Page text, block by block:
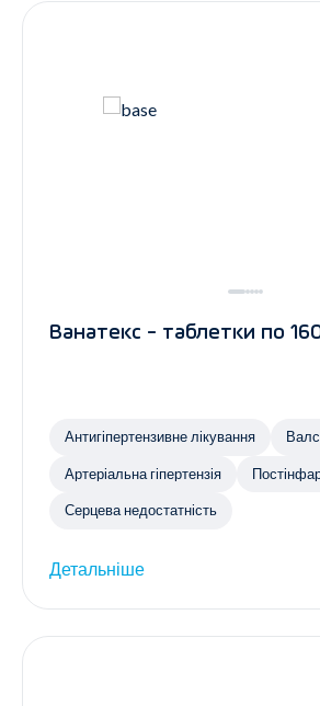
Ванатекс - таблетки по
Антигіпертензивне лікування
Артеріальна гіпертензія
Серцева недостатність
Детальніше